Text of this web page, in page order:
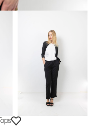
Tops